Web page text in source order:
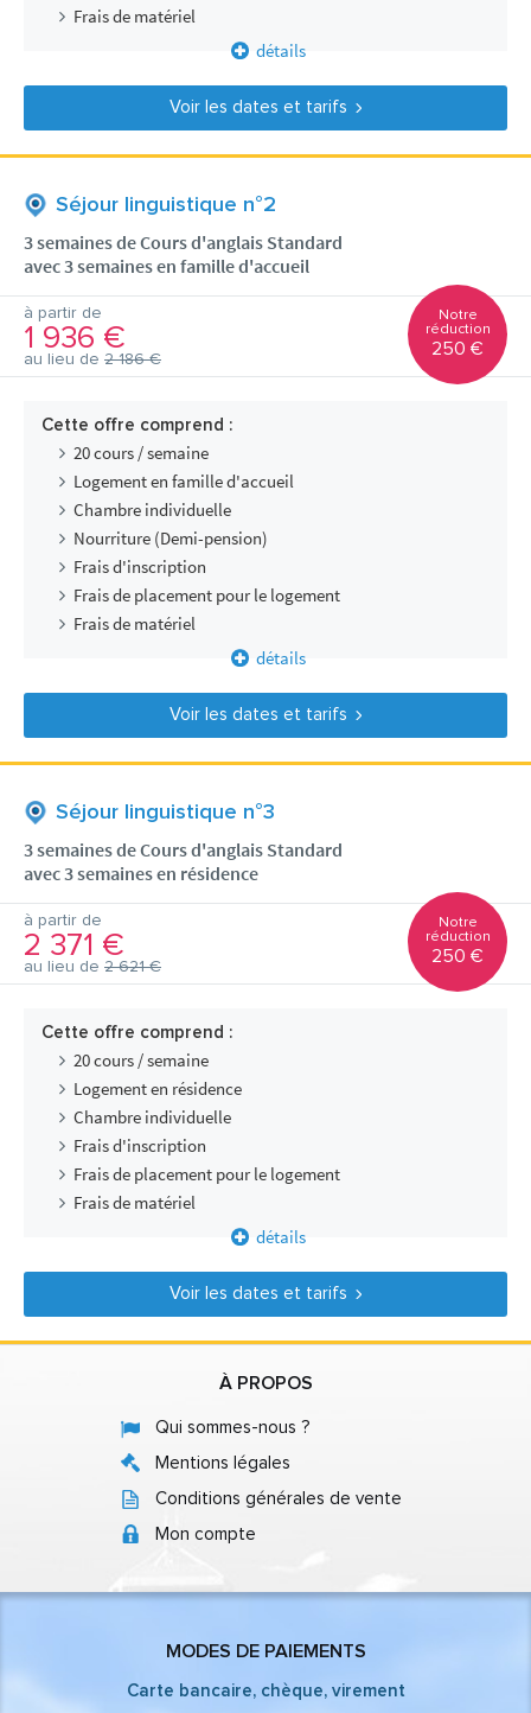
Frais de matériel
détails
Voir les dates et tarifs
Séjour linguistique n°2
3 semaines de Cours d'anglais Standard
avec 3 semaines en famille d'accueil
à partir de
1 936 €
au lieu de 2 186 €
Notre
réduction
250 €
Cette offre comprend :
20 cours / semaine
Logement en famille d'accueil
Chambre individuelle
Nourriture (Demi-pension)
Frais d'inscription
Frais de placement pour le logement
Frais de matériel
détails
Voir les dates et tarifs
Séjour linguistique n°3
3 semaines de Cours d'anglais Standard
avec 3 semaines en résidence
à partir de
2 371 €
au lieu de 2 621 €
Notre
réduction
250 €
Cette offre comprend :
20 cours / semaine
Logement en résidence
Chambre individuelle
Frais d'inscription
Frais de placement pour le logement
Frais de matériel
détails
Voir les dates et tarifs
À PROPOS
Qui sommes-nous ?
Mentions légales
Conditions générales de vente
Mon compte
MODES DE PAIEMENTS
Carte bancaire, chèque, virement